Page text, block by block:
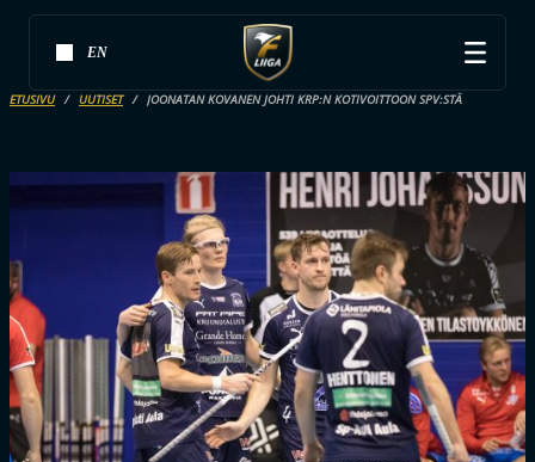
EN
ETUSIVU UUTISET JOONATAN KOVANEN JOHTI KRP:N KOTIVOITTOON SPV:STÄ